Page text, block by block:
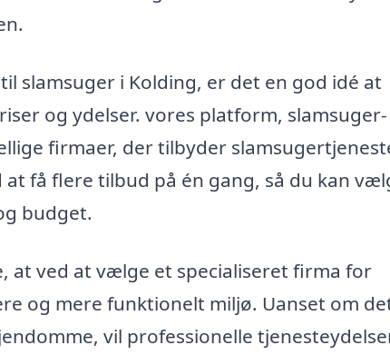
slamsuger i Kolding, er det en god idé at
og ydelser. vores platform, slamsuger-
firmaer, der tilbyder
få flere tilbud på én gang, så du kan
budget.
at ved at vælge et specialiseret firma for
og mere funktionelt miljø. Uanset om
vil professionelle